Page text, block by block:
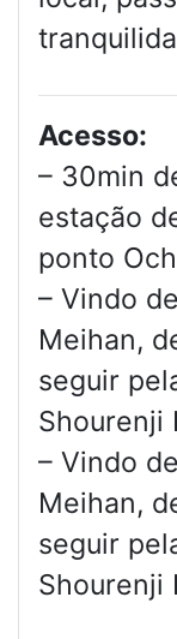
Acesso:
– 30min
estação
ponto
– Vindo
Meihan,
seguir
Shourenji
– Vindo
Meihan,
seguir
Shourenji